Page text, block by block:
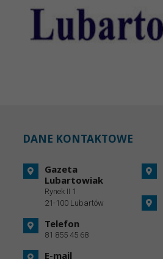
DANE KONTAKTOWE
Gazeta
Lubartowiak
Rynek II 1
21-100 Lubartów
Telefon
81 855 45 68
E-mail